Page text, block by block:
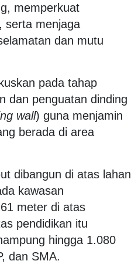
memperkuat
serta menjaga
dan mutu
pada tahap
dan penguatan dinding
wall) guna menjamin
berada di area
dibangun di atas lahan
kawasan
meter di atas
pendidikan itu
hingga 1.080
dan SMA.